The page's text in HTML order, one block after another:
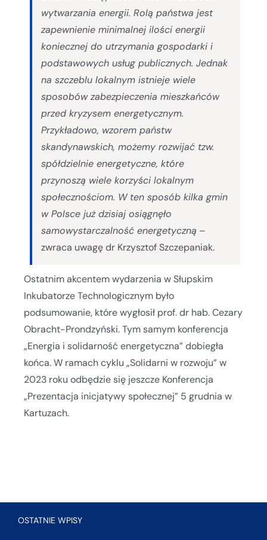
wytwarzania energii. Rolą państwa jest
zapewnienie minimalnej ilości energii
koniecznej do utrzymania gospodarki i
podstawowych usług publicznych. Jednak
na szczeblu lokalnym istnieje wiele
sposobów zabezpieczenia mieszkańców
przed kryzysem energetycznym.
Przykładowo, wzorem państw
skandynawskich, możemy rozwijać tzw.
spółdzielnie energetyczne, które
przynoszą wiele korzyści lokalnym
społecznościom. W ten sposób kilka gmin
w Polsce już dzisiaj osiągnęło
samowystarczalność energetyczną –
zwraca uwagę dr Krzysztof Szczepaniak.
Ostatnim akcentem wydarzenia w Słupskim
Inkubatorze Technologicznym było
podsumowanie, które wygłosił prof. dr hab. Cezary
Obracht-Prondzyński. Tym samym konferencja
„Energia i solidarność energetyczna” dobiegła
końca. W ramach cyklu „Solidarni w rozwoju” w
2023 roku odbędzie się jeszcze Konferencja
„Prezentacja inicjatywy społecznej” 5 grudnia w
Kartuzach.
OSTATNIE WPISY